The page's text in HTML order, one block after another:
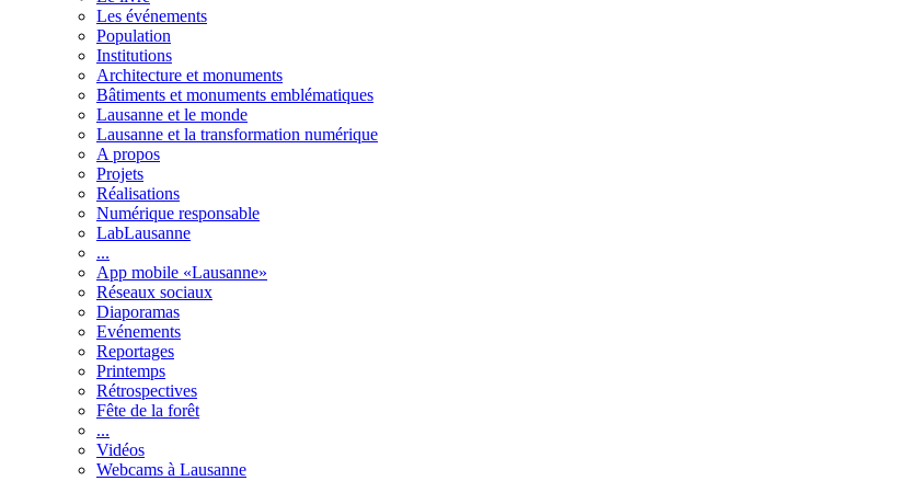
Les événements
Population
Institutions
Architecture et monuments
Bâtiments et monuments emblématiques
Lausanne et le monde
Lausanne et la transformation numérique
A propos
Projets
Réalisations
Numérique responsable
LabLausanne
...
App mobile «Lausanne»
Réseaux sociaux
Diaporamas
Evénements
Reportages
Printemps
Rétrospectives
Fête de la forêt
...
Vidéos
Webcams à Lausanne